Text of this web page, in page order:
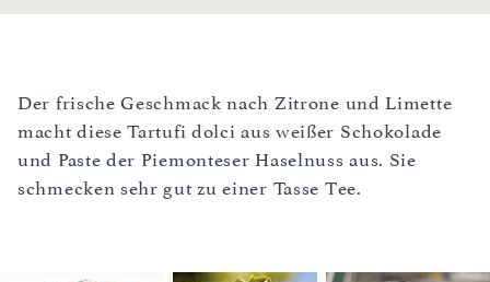
Der frische Geschmack nach Zitrone und Limette
macht diese Tartufi dolci aus weißer Schokolade
und Paste der Piemonteser Haselnuss aus. Sie
schmecken sehr gut zu einer Tasse Tee.